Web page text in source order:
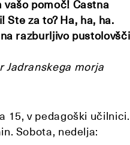
pomoč! Častna
za to? Ha, ha, ha.
razburljivo
Jadranskega morja
15, v pedagoški učilnici.
Sobota, nedelja: